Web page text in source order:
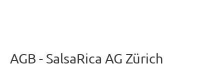
AGB - SalsaRica AG Zürich